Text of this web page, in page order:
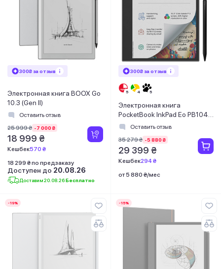
300₴ за отзыв
Электронная книга BOOX Go
10.3 (Gen II)
Оставить отзыв
25 999 ₴ -7 000 ₴
18 999 ₴
Кешбек570 ₴
18 299 ₴ по предзаказу
Доступен до 20.08.26
Доставим 20.08.26Бесплатно
300₴ за отзыв
Электронная книга
PocketBook InkPad Eo PB1042
Mist Grey (PB1042-M-WW)
Оставить отзыв
35 279 ₴ -5 880 ₴
29 399 ₴
Кешбек294 ₴
от 5 880 ₴/мес
-19% -15%